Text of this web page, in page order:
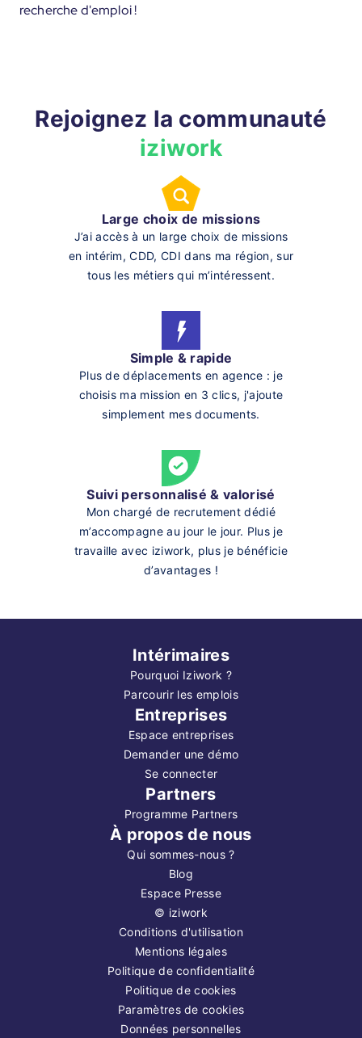
recherche d'emploi !
Rejoignez la communauté
iziwork
Large choix de missions
J’ai accès à un large choix de missions
en intérim, CDD, CDI dans ma région, sur
tous les métiers qui m’intéressent.
Simple & rapide
Plus de déplacements en agence : je
choisis ma mission en 3 clics, j'ajoute
simplement mes documents.
Suivi personnalisé & valorisé
Mon chargé de recrutement dédié
m’accompagne au jour le jour. Plus je
travaille avec iziwork, plus je bénéficie
d’avantages !
Intérimaires
Pourquoi Iziwork ?
Parcourir les emplois
Entreprises
Espace entreprises
Demander une démo
Se connecter
Partners
Programme Partners
À propos de nous
Qui sommes-nous ?
Blog
Espace Presse
© iziwork
Conditions d'utilisation
Mentions légales
Politique de confidentialité
Politique de cookies
Paramètres de cookies
Données personnelles